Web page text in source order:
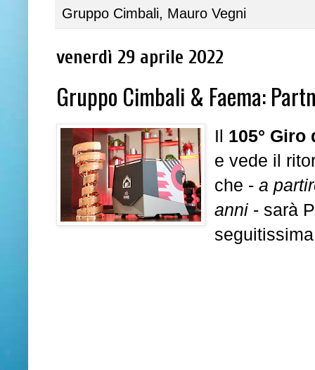
Gruppo Cimbali, Mauro Vegni
venerdì 29 aprile 2022
Gruppo Cimbali & Faema:
Il 105° Giro
e vede il
che -a
anni - sarà